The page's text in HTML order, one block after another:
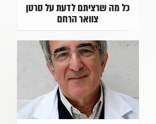
כל מה שרציתם לדעת על סרטן
צוואר הרחם